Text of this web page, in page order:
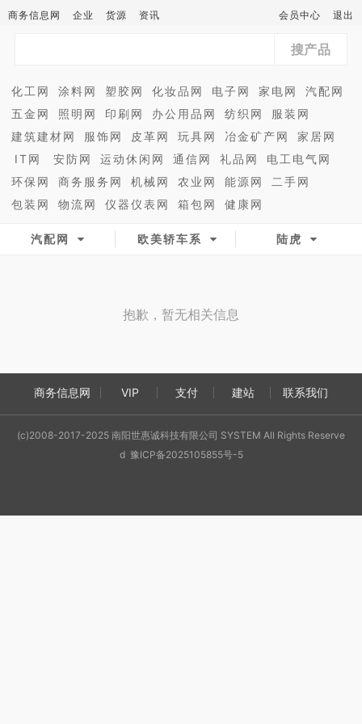
商务信息网 企业 货源 资讯 会员中心 退出
搜产品
化工网 涂料网 塑胶网 化妆品网 电子网 家电网
汽配网
五金网
照明网 印刷网 办公用品网 纺织网
服装网
建筑建材网
服饰网 皮革网 玩具网 冶金矿产网
家居网
IT网
安防网 运动休闲网 通信网 礼品网
电工电气网
环保网
商务服务网 机械网 农业网 能源网
二手网
包装网
物流网 仪器仪表网 箱包网 健康网
汽配网 欧美轿车系 陆虎
抱歉，暂无相关信息
商务信息网 VIP 支付 建站 联系我们
(c)2008-2017-2025 南阳世惠诚科技有限公司 SYSTEM All Rights Reserve
d 豫ICP备2025105855号-5